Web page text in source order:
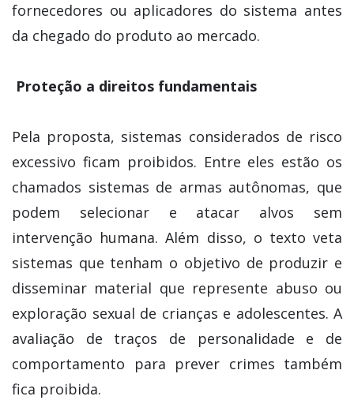
fornecedores ou aplicadores do sistema antes
da chegado do produto ao mercado.
Proteção a direitos fundamentais
Pela proposta, sistemas considerados de risco
excessivo ficam proibidos. Entre eles estão os
chamados sistemas de armas autônomas, que
podem selecionar e atacar alvos sem
intervenção humana. Além disso, o texto veta
sistemas que tenham o objetivo de produzir e
disseminar material que represente abuso ou
exploração sexual de crianças e adolescentes. A
avaliação de traços de personalidade e de
comportamento para prever crimes também
fica proibida.